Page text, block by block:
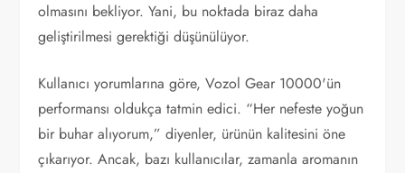
olmasını bekliyor. Yani, bu noktada biraz daha
geliştirilmesi gerektiği düşünülüyor.
Kullanıcı yorumlarına göre, Vozol Gear 10000'ün
performansı oldukça tatmin edici. “Her nefeste yoğun
bir buhar alıyorum,” diyenler, ürünün kalitesini öne
çıkarıyor. Ancak, bazı kullanıcılar, zamanla aromanın